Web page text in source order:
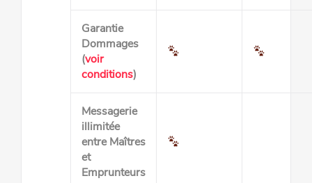
Garantie
Dommages
(voir
conditions)
Messagerie
illimitée
entre Maîtres
et
Emprunteurs